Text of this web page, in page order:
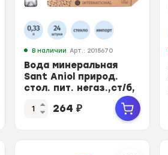
В наличии Арт.: 2015670
Вода минеральная
Sant Aniol природ.
стол. пит. негаз.,ст/б,
264 ₽